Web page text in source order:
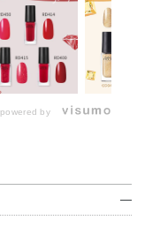
powered by